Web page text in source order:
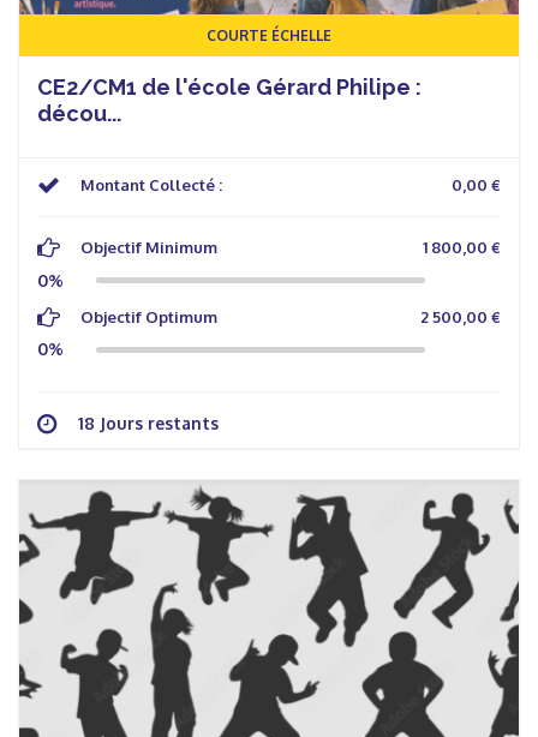
COURTE ÉCHELLE
CE2/CM1 de l'école Gérard Philipe :
décou...
Montant Collecté : 0,00 €
Objectif Minimum 1 800,00 €
0%
Objectif Optimum 2 500,00 €
0%
18 Jours restants